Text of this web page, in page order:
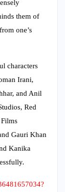
them of
one’s
characters
Irani,
and Anil
Red
Gauri Khan
Kanika